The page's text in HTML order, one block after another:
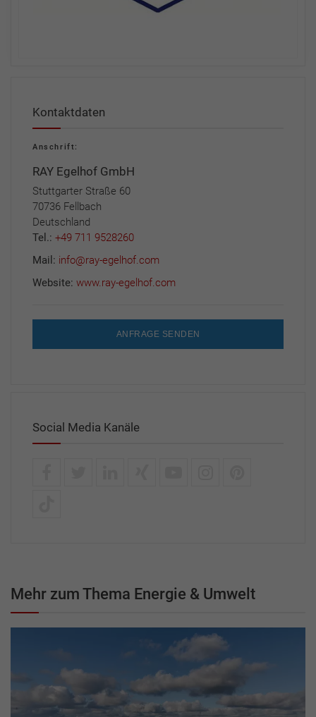
Kontaktdaten
Anschrift:
RAY Egelhof GmbH
Stuttgarter Straße 60
70736 Fellbach
Deutschland
Tel.: +49 711 9528260
Mail: info@ray-egelhof.com
Website: www.ray-egelhof.com
ANFRAGE SENDEN
Social Media Kanäle
Mehr zum Thema Energie & Umwelt